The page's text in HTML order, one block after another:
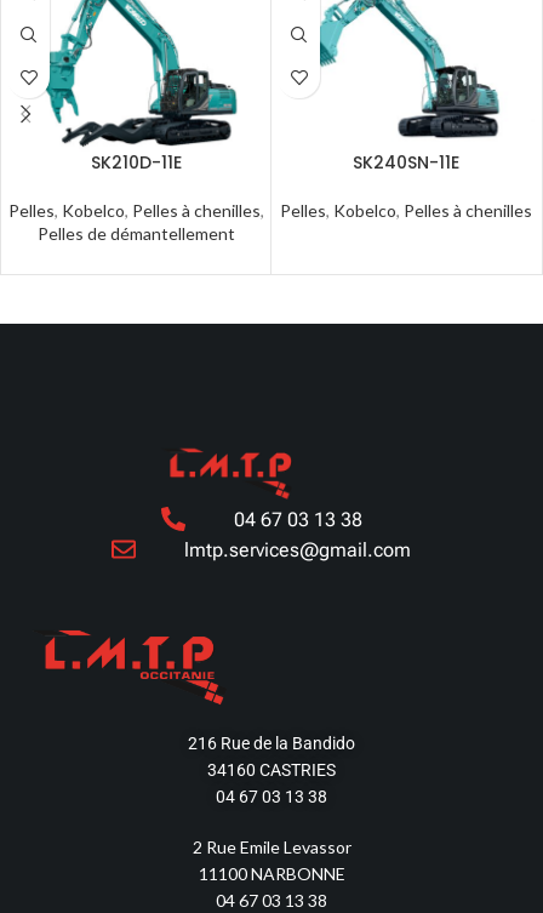
SK210D-11E
Pelles, Kobelco, Pelles à chenilles,
Pelles de démantellement
SK240SN-11E
Pelles, Kobelco, Pelles à chenilles
04 67 03 13 38
lmtp.services@gmail.com
216 Rue de la Bandido
34160 CASTRIES
04 67 03 13 38
2 Rue Emile Levassor
11100 NARBONNE
04 67 03 13 38